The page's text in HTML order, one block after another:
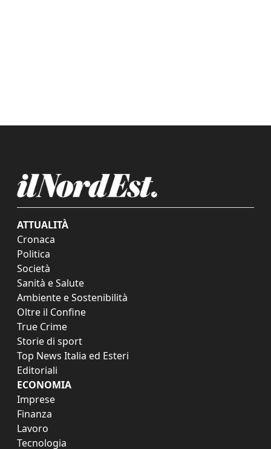
ATTUALITÀ
Cronaca
Politica
Società
Sanità e Salute
Ambiente e Sostenibilità
Oltre il Confine
True Crime
Storie di sport
Top News Italia ed Esteri
Editoriali
ECONOMIA
Imprese
Finanza
Lavoro
Tecnologia